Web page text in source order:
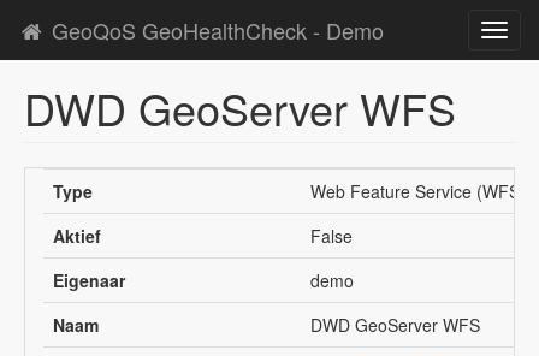
GeoQoS GeoHealthCheck - Demo
DWD GeoServer WFS
Type
Web Feature Service (WFS)
Aktief
False
Eigenaar
demo
Naam
DWD GeoServer WFS